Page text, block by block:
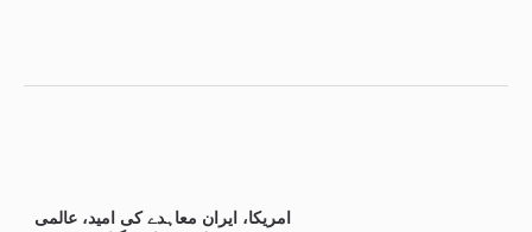
امریکا، ایران معاہدے کی امید، عالمی